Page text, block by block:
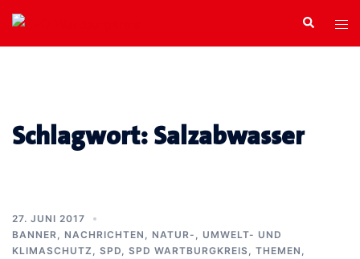
Zum
Inhalt
springen
Search
Schlagwort:Salzabwasser
27. JUNI 2017
BANNER
NACHRICHTEN
NATUR-, UMWELT- UND
KLIMASCHUTZ
SPD SPD WARTBURGKREIS THEMEN